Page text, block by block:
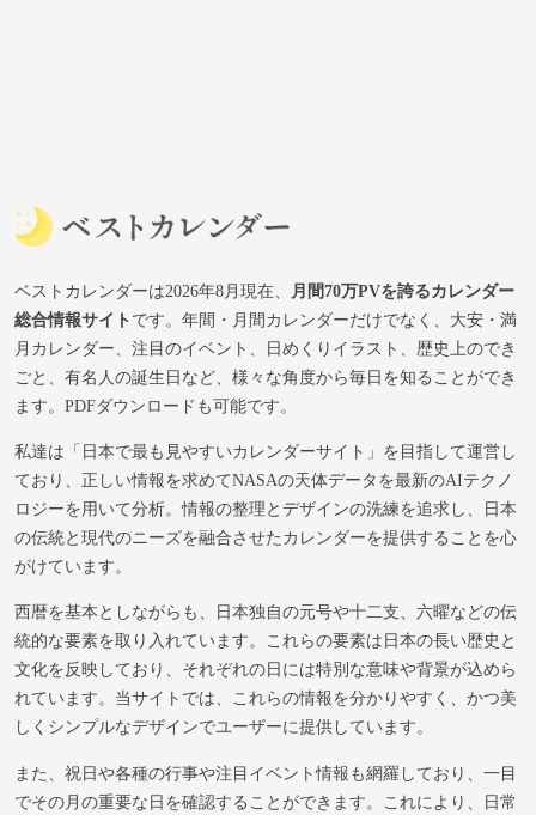
ベストカレンダーは2026年8月現在、
月間70万PVを誇るカレンダー
総合情報サイトです。年間・月間カレンダーだけでなく、大安・満
月カレンダー、注目のイベント、日めくりイラスト、歴史上のでき
ごと、有名人の誕生日など、様々な角度から毎日を知ることができ
ます。PDFダウンロードも可能です。
私達は「日本で最も見やすいカレンダーサイト」を目指して運営し
ており、正しい情報を求めてNASAの天体データを最新のAIテクノ
ロジーを用いて分析。情報の整理とデザインの洗練を追求し、日本
の伝統と現代のニーズを融合させたカレンダーを提供することを心
がけています。
西暦を基本としながらも、日本独自の元号や十二支、六曜などの伝
統的な要素を取り入れています。これらの要素は日本の長い歴史と
文化を反映しており、それぞれの日には特別な意味や背景が込めら
れています。当サイトでは、これらの情報を分かりやすく、かつ美
しくシンプルなデザインでユーザーに提供しています。
また、祝日や各種の行事や注目イベント情報も網羅しており、一目
でその月の重要な日を確認することができます。これにより、日常